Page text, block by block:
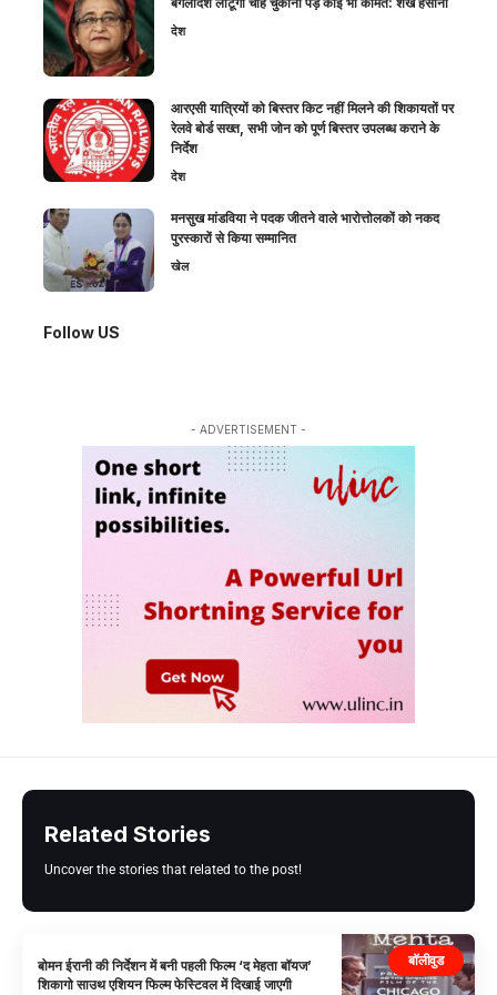
देश
आरएसी यात्रियों को बिस्तर किट नहीं मिलने की शिकायतों पर
रेलवे बोर्ड सख्त, सभी जोन को पूर्ण बिस्तर उपलब्ध कराने के
निर्देश
देश
मनसुख मांडविया ने पदक जीतने वाले भारोत्तोलकों को नकद
पुरस्कारों से किया सम्मानित
खेल
Follow US
- ADVERTISEMENT -
Related Stories
Uncover the stories that related to the post!
बॉलीवुड
बोमन ईरानी की निर्देशन में बनी पहली फिल्म ‘द मेहता बॉयज’
शिकागो साउथ एशियन फिल्म फेस्टिवल में दिखाई जाएगी